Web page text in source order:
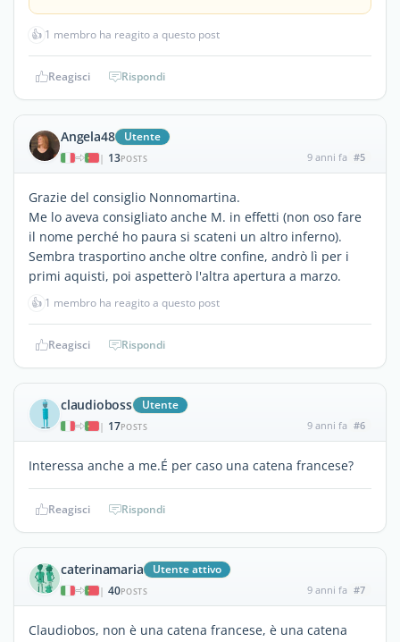
👍 1 membro ha reagito a questo post
Reagisci Rispondi
Angela48 Utente
| 13POSTS 9 anni fa #5
Grazie del consiglio Nonnomartina.
Me lo aveva consigliato anche M. in effetti (non oso fare
il nome perché ho paura si scateni un altro inferno).
Sembra trasportino anche oltre confine, andrò lì per i
primi aquisti, poi aspetterò l'altra apertura a marzo.
👍 1 membro ha reagito a questo post
Reagisci Rispondi
claudioboss Utente
| 17POSTS 9 anni fa #6
Interessa anche a me.É per caso una catena francese?
Reagisci Rispondi
caterinamaria Utente attivo
| 40POSTS 9 anni fa #7
Claudiobos, non è una catena francese, è una catena